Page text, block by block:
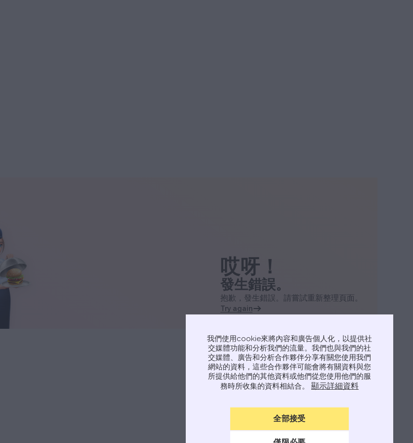
我們使用cookie來將內容和廣告個人化，以提供社
交媒體功能和分析我們的流量。我們也與我們的社
交媒體、廣告和分析合作夥伴分享有關您使用我們
網站的資料，這些合作夥伴可能會將有關資料與您
所提供給他們的其他資料或他們從您使用他們的服
務時所收集的資料相結合。 顯示詳細資料
全部接受
哎呀！
發生錯誤。
抱歉，發生錯誤。請嘗試重新整理頁面。
Try again